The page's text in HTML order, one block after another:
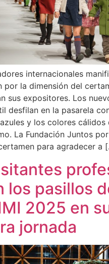
internacionales
por la dimensión del
sus expositores. Los
desfilan en la pasarela
y los colores cálidos
La Fundación Juntos
para agradecer a
los pasillos
2025 en
jornada